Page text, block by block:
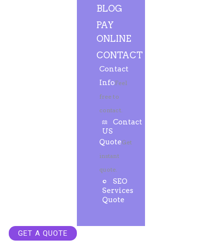
BLOG
PAY
ONLINE
CONTACT
Contact
InfoFeel
free to
contact.
Contact
US
QuoteGet
instant
quote.
SEO
Services
Quote
GET A QUOTE